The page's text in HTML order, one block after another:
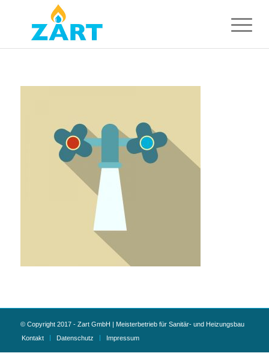
© Copyright 2017 - Zart GmbH | Meisterbetrieb für Sanitär- und Heizungsbau
Kontakt
Datenschutz Impressum